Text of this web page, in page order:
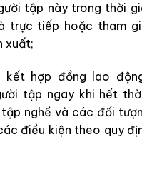
tập này trong thời
trực tiếp hoặc tham
xuất;
kết hợp đồng lao
tập ngay khi hết
nghề và các đối
điều kiện theo quy